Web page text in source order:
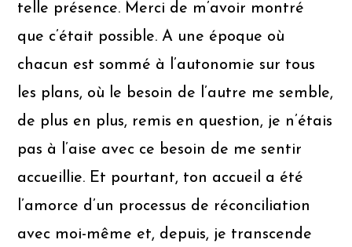
telle présence. Merci de m’avoir montré
que c’était possible. A une époque où
chacun est sommé à l’autonomie sur tous
les plans, où le besoin de l’autre me semble,
de plus en plus, remis en question, je n’étais
pas à l’aise avec ce besoin de me sentir
accueillie. Et pourtant, ton accueil a été
l’amorce d’un processus de réconciliation
avec moi-même et, depuis, je transcende